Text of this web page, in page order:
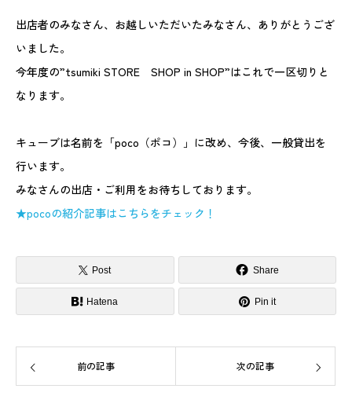
出店者のみなさん、お越しいただいたみなさん、ありがとうござ
いました。
今年度の”tsumiki STORE SHOP in SHOP”はこれで一区切りと
なります。
キューブは名前を「poco（ポコ）」に改め、今後、一般貸出を
行います。
みなさんの出店・ご利用をお待ちしております。
★pocoの紹介記事はこちらをチェック！
Post Share
Hatena Pin it
前の記事 次の記事